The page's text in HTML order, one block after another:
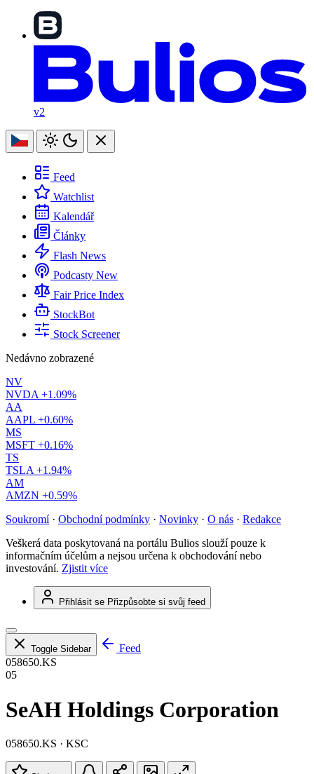
v2
Feed
Watchlist
Kalendář
Články
Flash News
Podcasty New
Fair Price Index
StockBot
Stock Screener
Nedávno zobrazené
NV
NVDA +1.09%
AA
AAPL +0.60%
MS
MSFT +0.16%
TS
TSLA +1.94%
AM
AMZN +0.59%
Soukromí · Obchodní podmínky · Novinky · O nás · Redakce
Veškerá data poskytovaná na portálu Bulios slouží pouze k
informačním účelům a nejsou určena k obchodování nebo
investování. Zjistit více
Přihlásit se Přizpůsobte si svůj feed
Toggle Sidebar
Feed
058650.KS
05
SeAH Holdings Corporation
058650.KS · KSC